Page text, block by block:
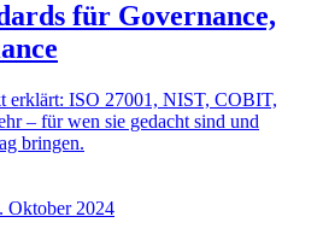
für Governance,
erklärt: ISO 27001, NIST, COBIT,
– für wen sie gedacht sind und
bringen.
Oktober 2024